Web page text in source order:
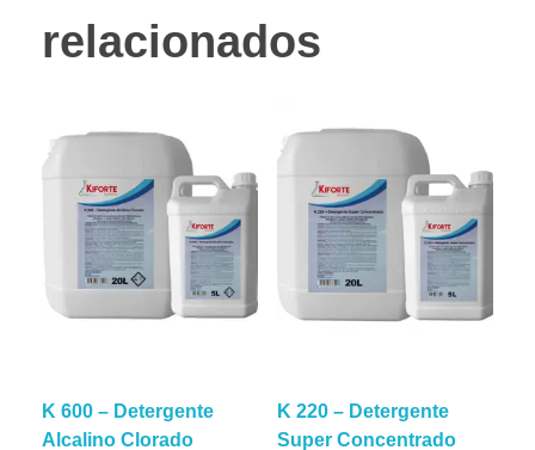
relacionados
K 600 – Detergente
Alcalino Clorado
K 220 – Detergente
Super Concentrado